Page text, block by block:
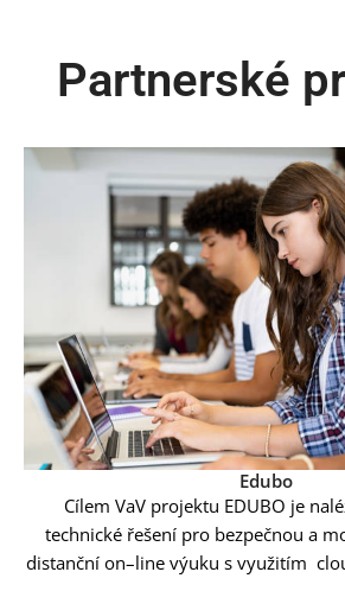
Partnerské
Edubo
Cílem VaV projektu EDUBO je
technické řešení pro bezpečnou a
distanční on–line výuku s využitím